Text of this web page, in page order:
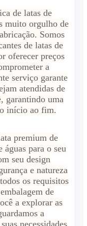
de latas de
muito orgulho de
Somos
de latas de
oferecer preços
a
serviço garante
atendidas de
garantindo uma
início ao fim.
premium de
para o seu
seu design
e natureza
os requisitos
de
a explorar as
a
necessidades